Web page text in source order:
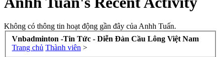
Không có thông tin hoạt động gần đây của Anhh Tuấn.
Vnbadminton -Tin Tức - Diễn Đàn Cầu Lông Việt Nam
Trang chủ Thành viên >